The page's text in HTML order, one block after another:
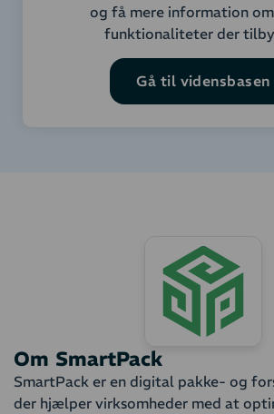
og få mere information
funktionaliteter der
Gå til vidensbasen
Om SmartPack
SmartPack er en digital pakke- og
der hjælper virksomheder med at